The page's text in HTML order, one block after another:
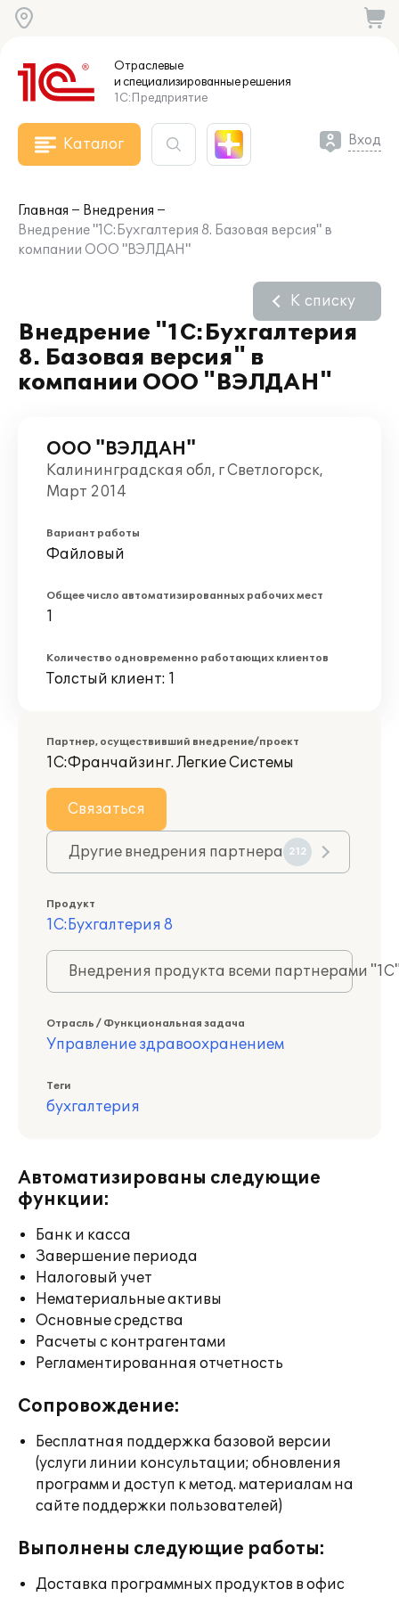
Отраслевые
и специализированныерешения
1С:Предприятие
Каталог Вход
Главная
Внедрения
Внедрение "1С:Бухгалтерия 8. Базовая версия" в
компании ООО "ВЭЛДАН"
Внедрение "1С:Бухгалтерия
8. Базовая версия" в
компании ООО "ВЭЛДАН"
К списку
ООО "ВЭЛДАН"
Калининградская обл, г Светлогорск,
Март 2014
Вариант работы
Файловый
Общее число автоматизированных рабочих мест
1
Количество одновременно работающих клиентов
Толстый клиент: 1
Партнер, осуществивший внедрение/проект
1С:Франчайзинг. Легкие Системы
Связаться
Другие внедрения партнера 212
Продукт
1С:Бухгалтерия 8
Внедрения продукта всеми партнерами
Отрасль / Функциональная задача
Управление здравоохранением
Теги
бухгалтерия
Автоматизированы следующие
функции:
Банк и касса
Завершение периода
Налоговый учет
Нематериальные активы
Основные средства
Расчеты с контрагентами
Регламентированная отчетность
Сопровождение:
Бесплатная поддержка базовой версии
(услуги линии консультации; обновления
программ и доступ к метод. материалам на
сайте поддержки пользователей)
Выполнены следующие работы:
Доставка программных продуктов в офис